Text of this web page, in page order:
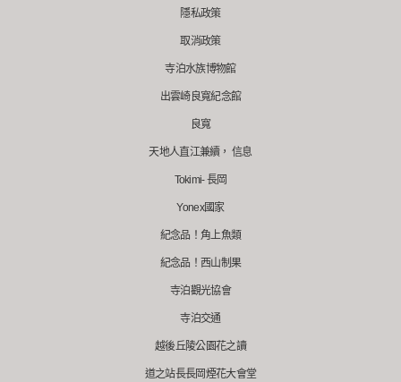
隱私政策
取消政策
寺泊水族博物館
出雲崎良寬紀念館
良寬
天地人直江兼續， 信息
Tokimi- 長岡
Yonex國家
紀念品！角上魚類
紀念品！西山制果
寺泊觀光協會
寺泊交通
越後丘陵公園花之讀
道之站長長岡煙花大會堂